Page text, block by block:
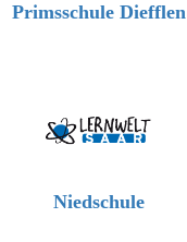
Primsschule Diefflen
Niedschule